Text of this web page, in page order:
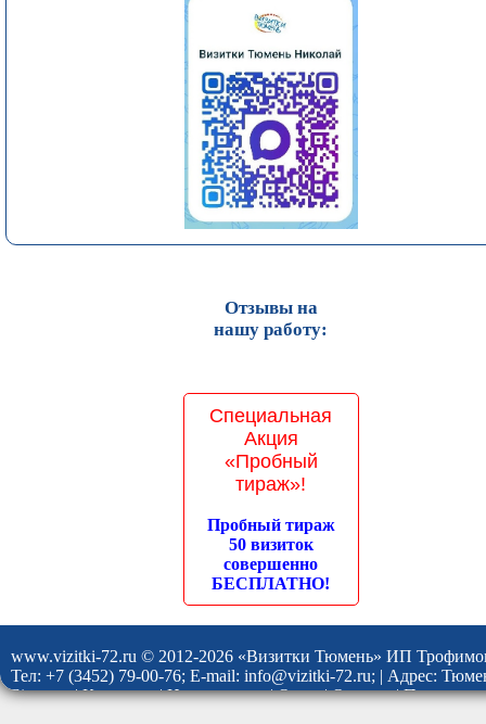
Отзывы на
нашу работу:
Специальная
Акция
«Пробный
тираж»!
Пробный тираж
50 визиток
совершенно
БЕСПЛАТНО!
www.vizitki-72.ru © 2012-2026 «Визитки Тюмень» ИП
Тел: +7 (3452) 79-00-76; E-mail: info@vizitki-72.ru; | Адрес:
Site map|Контакты|Наши услуги|О нас|Отзывы|Политика